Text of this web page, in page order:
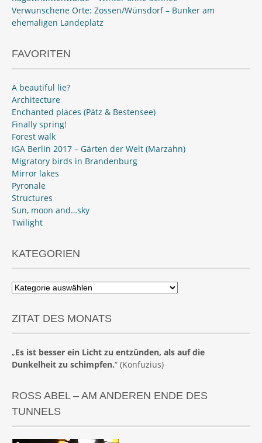
Verwunschene Orte: Zossen/Wünsdorf – Bunker am
ehemaligen Landeplatz
FAVORITEN
A beautiful lie?
Architecture
Enchanted places (Pätz & Bestensee)
Finally spring!
Forest walk
IGA Berlin 2017 – Gärten der Welt (Marzahn)
Migratory birds in Brandenburg
Mirror lakes
Pyronale
Structures
Sun, moon and…sky
Twilight
KATEGORIEN
Kategorien
ZITAT DES MONATS
„Es ist besser ein Licht zu entzünden, als auf die
Dunkelheit zu schimpfen.“ (Konfuzius)
ROSS ABEL – AM ANDEREN ENDE DES
TUNNELS